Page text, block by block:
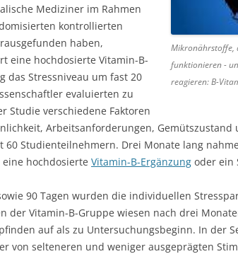
Mikronährstoffe,
funktionieren -
reagieren: B-
Mediziner im Rahmen
kontrollierten
haben,
eine hochdosierte Vitamin-B-
das Stressniveau um fast 20
evaluierten zu
Studie verschiedene Faktoren
Arbeitsanforderungen, Gemütszustand
60 Studienteilnehmern. Drei Monate lang
hochdosierte Vitamin-B-Ergänzung oder ein
90 Tagen wurden die individuellen
der Vitamin-B-Gruppe wiesen nach drei
auf als zu Untersuchungsbeginn. In der
von selteneren und weniger ausgeprägten